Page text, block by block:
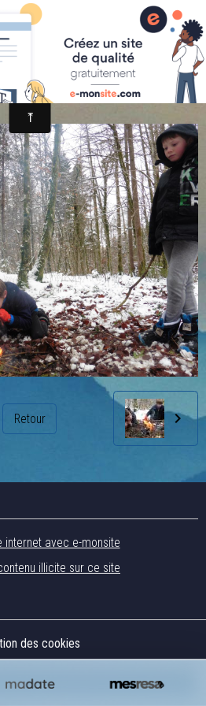
nature
Retour
internet avec e-monsite
illicite sur ce site
des cookies